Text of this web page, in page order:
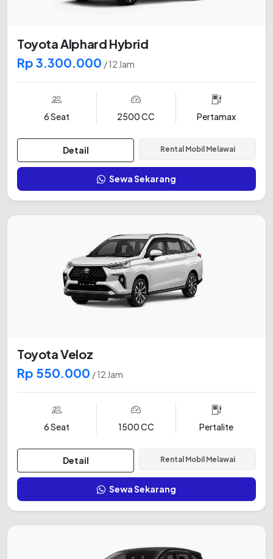
Toyota Alphard Hybrid
Rp 3.300.000 / 12 Jam
6 Seat 2500 CC Pertamax
Detail Rental Mobil Melawai
Sewa Sekarang
Toyota Veloz
Rp 550.000 / 12 Jam
6 Seat 1500 CC Pertalite
Detail Rental Mobil Melawai
Sewa Sekarang